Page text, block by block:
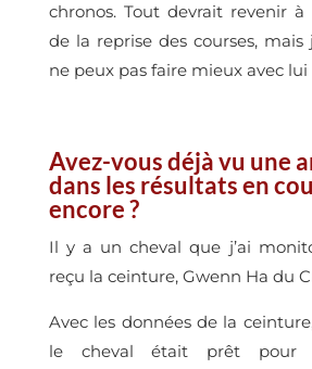
chronos. Tout devrait revenir
de la reprise des courses,
ne peux pas faire mieux avec
Avez-vous déjà vu une
dans les résultats en
encore ?
Il y a un cheval que j’ai
reçu la ceinture, Gwenn Ha du
Avec les données de la
le cheval était prêt pour